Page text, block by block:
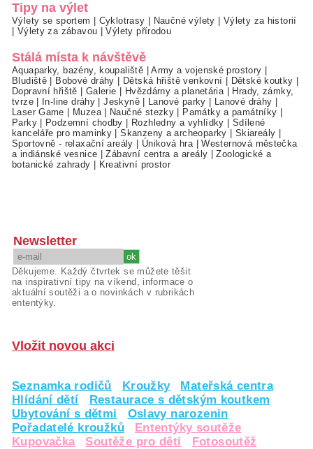
Tipy na výlet
Výlety se sportem Cyklotrasy Naučné výlety
Výlety za historií
Výlety za zábavou |Výlety přírodou
Stálá místa k návštěvě
Aquaparky, bazény, koupaliště |Army a vojenské prostory
Bludiště
Bobové dráhy Dětská hřiště venkovní Dětské koutky
Dopravní hřiště
Galerie Hvězdárny a planetária|
Hrady, zámky,
tvrze| In-line dráhy |Jeskyně| Lanové parky Lanové dráhy
Laser Game
Muzea| Naučné stezky Památky a památníky
Parky| Podzemní chodby Rozhledny a vyhlídky
Sdílené
kanceláře pro maminky |Skanzeny a archeoparky Skiareály
Sportovně - relaxační areály
Úniková hra|Westernová městečka
a indiánské vesnice |Zábavní centra a areály |Zoologické a
botanické zahrady
Kreativní prostor
Newsletter
Děkujeme. Každý čtvrtek se můžete těšit
na inspirativní tipy na víkend, informace o
aktuální soutěži a o novinkách v rubrikách
ententýky.
Vložit novou akci
Seznamka rodičů Kroužky
Mateřská centra
Hlídání dětí
Restaurace s dětským koutkem
Ubytování s dětmi
Oslavy narozenin
Pořadatelé kroužků
Ententýky soutěže
Kupovačka
Soutěže pro děti Fotosoutěž